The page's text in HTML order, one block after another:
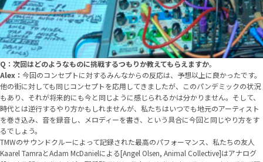
Q：次回はどのようなものに挑戦するつもりか教えてもらえますか。
Alex： 今回のコンセプトに対するみんなからの反応は、予想以上に良かったです。
他の街に対しても同じコンセプトを応用してきましたが、このパンデミックの状況
もあり、それが将来的にも今と同じように感じられるかは分かりません。そして、
時代とは逆行するやり方かもしれませんが、私たちはいつでも地元のアーティスト
を巻き込み、音を録音し、メロディーを書き、という具合に今回と同じやり方をす
るでしょう。
TMWのサウンドクルーによって記録された最高のパフォーマンス、私たちの友人
Kaarel TamraとAdam McDanielによる[Angel Olsen, Animal Collective]はアナログ